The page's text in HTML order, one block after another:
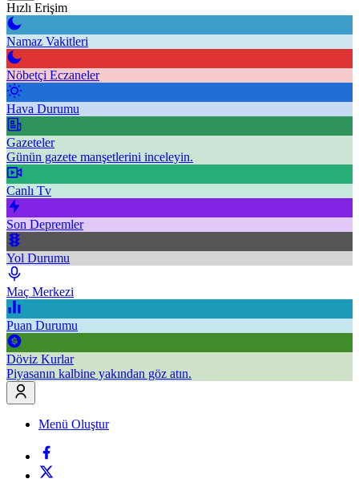
Hızlı Erişim
Namaz Vakitleri
Nöbetçi Eczaneler
Hava Durumu
Gazeteler
Günün gazete manşetlerini inceleyin.
Canlı Tv
Son Depremler
Yol Durumu
Maç Merkezi
Puan Durumu
Döviz Kurlar
Piyasanın kalbine yakından göz atın.
Menü Oluştur